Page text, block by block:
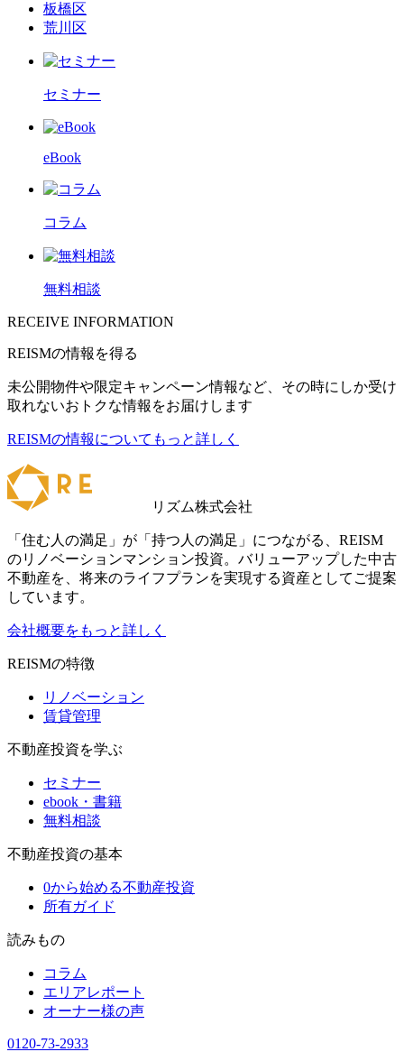
板橋区
荒川区
セミナー
eBook
コラム
無料相談
RECEIVE INFORMATION
REISMの情報を得る
未公開物件や限定キャンペーン情報など、その時にしか受け
取れないおトクな情報をお届けします
REISMの情報についてもっと詳しく
リズム株式会社
「住む人の満足」が「持つ人の満足」につながる、REISM
のリノベーションマンション投資。バリューアップした中古
不動産を、将来のライフプランを実現する資産としてご提案
しています。
会社概要をもっと詳しく
REISMの特徴
リノベーション
賃貸管理
不動産投資を学ぶ
セミナー
ebook・書籍
無料相談
不動産投資の基本
0から始める不動産投資
所有ガイド
読みもの
コラム
エリアレポート
オーナー様の声
0120-73-2933